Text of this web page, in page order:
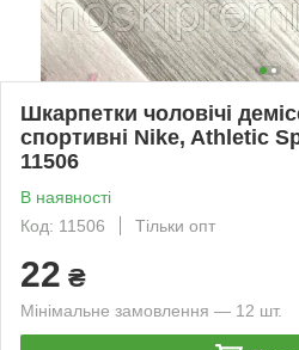
Шкарпетки чоловічі
спортивні Nike, Athletic
11506
В наявності
Код: 11506
Тільки опт
22 ₴
Мінімальне замовлення — 12 шт.